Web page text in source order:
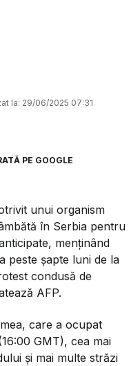
la: 29/06/2025 07:31
PE GOOGLE
unui organism
în Serbia pentru
menținând
peste șapte luni de la
condusă de
AFP.
care a ocupat
GMT), cea mai
și mai multe străzi